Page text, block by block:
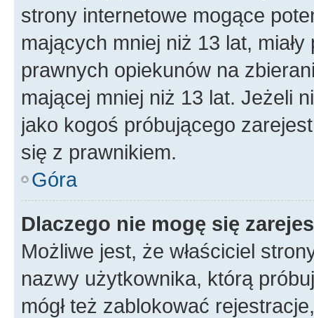
strony internetowe mogące
mających mniej niż 13 lat,
prawnych opiekunów na
mającej mniej niż 13 lat. Jeżeli
jako kogoś próbującego
się z prawnikiem.
Góra
Dlaczego nie mogę się
Możliwe jest, że właściciel
nazwy użytkownika, którą
mógł też zablokować